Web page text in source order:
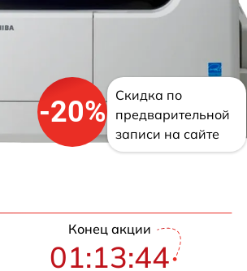
-20%
Скидка по
предварительной
записи на сайте
Конец акции
01:13:43